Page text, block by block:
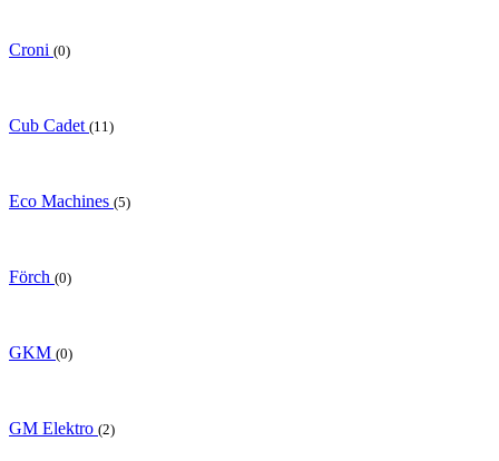
Croni (0)
Cub Cadet (11)
Eco Machines (5)
Förch (0)
GKM (0)
GM Elektro (2)